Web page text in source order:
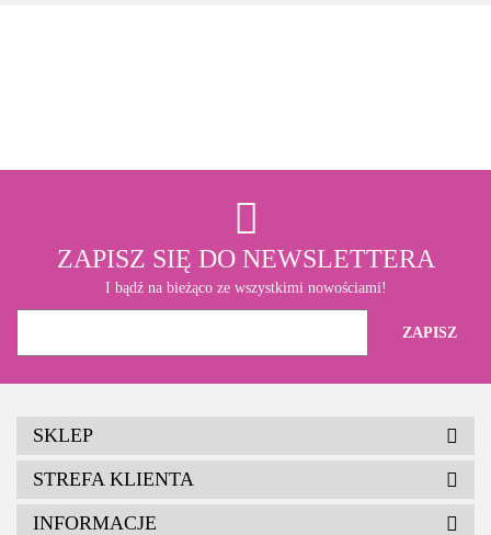
ZAPISZ SIĘ DO NEWSLETTERA
I bądź na bieżąco ze wszystkimi nowościami!
SKLEP
STREFA KLIENTA
INFORMACJE